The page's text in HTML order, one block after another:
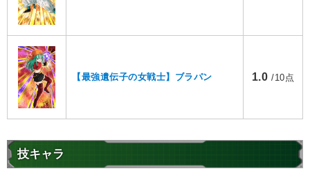
【最強遺伝子の女戦士】ブラパン 1.0 /10点
技キャラ